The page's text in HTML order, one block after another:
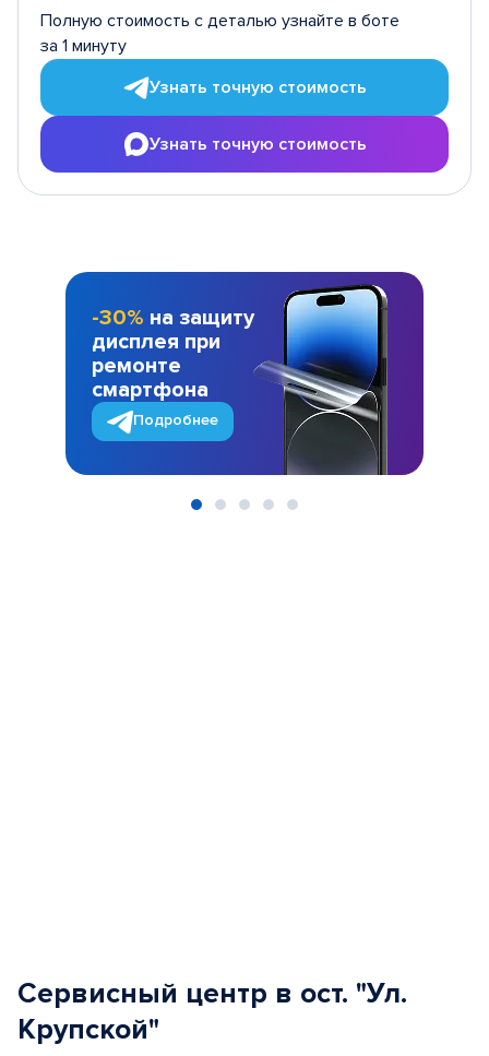
Полную стоимость с деталью узнайте в боте
за 1 минуту
Узнать точную стоимость
Узнать точную стоимость
-30% на защиту
дисплея при
ремонте
смартфона
Подробнее
Сервисный центр в ост. "Ул.
Крупской"